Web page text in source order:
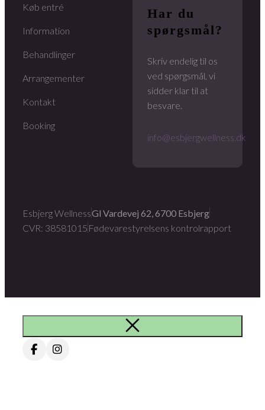
Køb entré
Information
Behandlinger
Arrangementer
Kontakt
Booking
Har du
spørgsmål?
Skriv endelig til os
ved spørgsmål, vi
sidder klar til at
besvare.
info@esbjergwellness.dk
Esbjerg WellnessGl Vardevej 62, 6700 Esbjerg
CVR: 38581015 Fødevarestyrelsens kontrolrapport